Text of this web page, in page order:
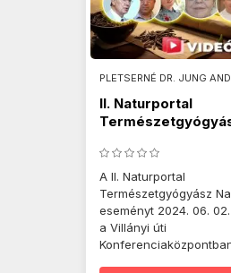
PLETSERNÉ DR. JUNG
II. Naturportal
A II. Naturportal
Természetgyógyász
eseményt 2024. 06.
a Villányi úti